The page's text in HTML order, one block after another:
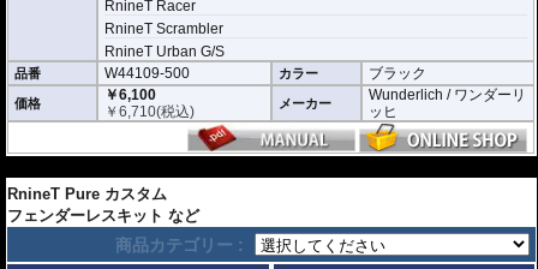
RnineT Racer
RnineT Scrambler
RnineT Urban G/S
品番 W44109-500 カラー ブラック
価格
￥6,100
￥6,710(税込) メーカー
Wunderlich / ワンダーリ
ッヒ
RnineT Pure カスタム
フェンダーレスキット など
商品カテゴリー :